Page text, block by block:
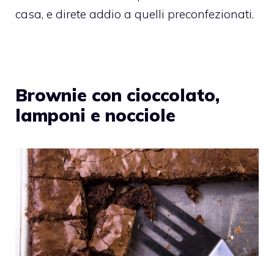
casa, e direte addio a quelli preconfezionati.
Brownie con cioccolato,
lamponi e nocciole